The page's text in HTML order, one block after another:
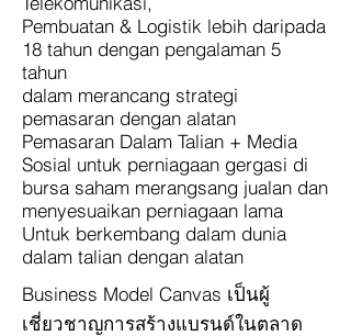
Pembuatan & Logistik lebih daripada
18 tahun dengan pengalaman 5
tahun
dalam merancang strategi
pemasaran dengan alatan
Pemasaran Dalam Talian + Media
Sosial untuk perniagaan gergasi di
bursa saham merangsang jualan dan
menyesuaikan perniagaan lama
Untuk berkembang dalam dunia
dalam talian dengan alatan
Business Model Canvas เป็นผู้
เชี่ยวชาญการสร้างแบรนด์ในตลาด